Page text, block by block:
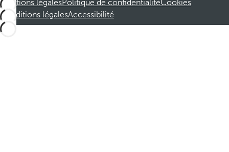
Mentions légalesPolitique de confidentialitéCookies
Conditions légalesAccessibilité